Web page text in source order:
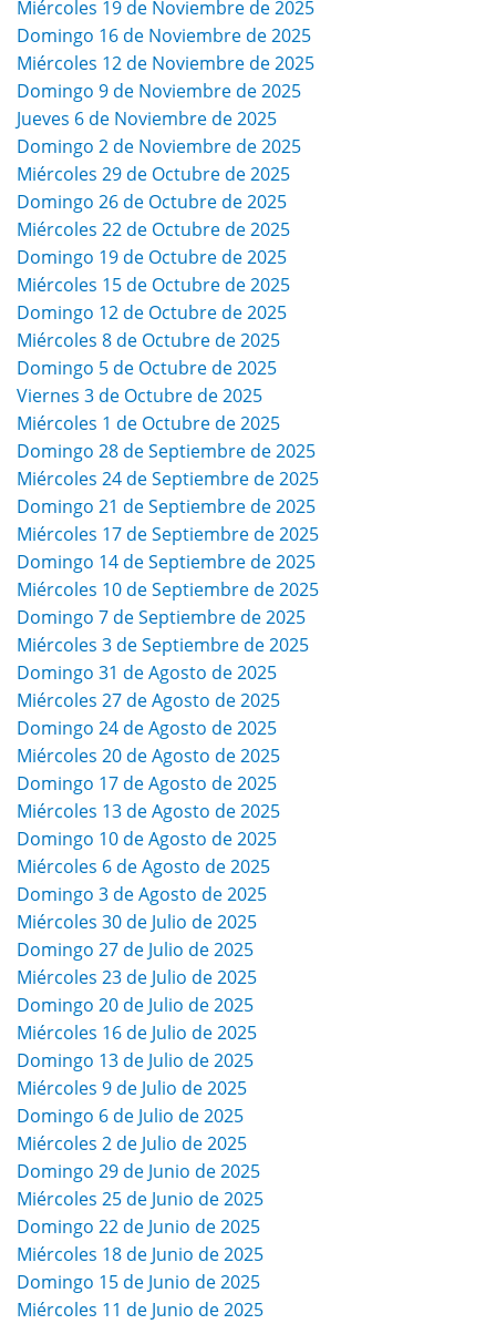
Miércoles 19 de Noviembre de 2025
Domingo 16 de Noviembre de 2025
Miércoles 12 de Noviembre de 2025
Domingo 9 de Noviembre de 2025
Jueves 6 de Noviembre de 2025
Domingo 2 de Noviembre de 2025
Miércoles 29 de Octubre de 2025
Domingo 26 de Octubre de 2025
Miércoles 22 de Octubre de 2025
Domingo 19 de Octubre de 2025
Miércoles 15 de Octubre de 2025
Domingo 12 de Octubre de 2025
Miércoles 8 de Octubre de 2025
Domingo 5 de Octubre de 2025
Viernes 3 de Octubre de 2025
Miércoles 1 de Octubre de 2025
Domingo 28 de Septiembre de 2025
Miércoles 24 de Septiembre de 2025
Domingo 21 de Septiembre de 2025
Miércoles 17 de Septiembre de 2025
Domingo 14 de Septiembre de 2025
Miércoles 10 de Septiembre de 2025
Domingo 7 de Septiembre de 2025
Miércoles 3 de Septiembre de 2025
Domingo 31 de Agosto de 2025
Miércoles 27 de Agosto de 2025
Domingo 24 de Agosto de 2025
Miércoles 20 de Agosto de 2025
Domingo 17 de Agosto de 2025
Miércoles 13 de Agosto de 2025
Domingo 10 de Agosto de 2025
Miércoles 6 de Agosto de 2025
Domingo 3 de Agosto de 2025
Miércoles 30 de Julio de 2025
Domingo 27 de Julio de 2025
Miércoles 23 de Julio de 2025
Domingo 20 de Julio de 2025
Miércoles 16 de Julio de 2025
Domingo 13 de Julio de 2025
Miércoles 9 de Julio de 2025
Domingo 6 de Julio de 2025
Miércoles 2 de Julio de 2025
Domingo 29 de Junio de 2025
Miércoles 25 de Junio de 2025
Domingo 22 de Junio de 2025
Miércoles 18 de Junio de 2025
Domingo 15 de Junio de 2025
Miércoles 11 de Junio de 2025